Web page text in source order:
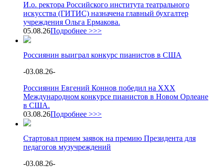
И.о. ректора Российского института театрального
искусства (ГИТИС) назначена главный бухгалтер
учреждения Ольга Ермакова.
05.08.26Подробнее >>>
Россиянин выиграл конкурс пианистов в США
-03.08.26-
Россиянин Евгений Коннов победил на XXX
Международном конкурсе пианистов в Новом Орлеане
в США.
03.08.26Подробнее >>>
Стартовал прием заявок на премию Президента для
педагогов музучреждений
-03.08.26-